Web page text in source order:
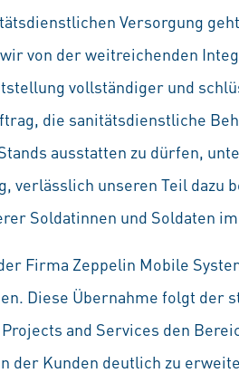
Versorgung
von der weitreichenden
vollständiger und
die sanitätsdienstliche
ausstatten zu dürfen,
verlässlich unseren Teil dazu
Soldatinnen und Soldaten
Firma Zeppelin Mobile
Diese Übernahme folgt der
and Services den
Kunden deutlich zu